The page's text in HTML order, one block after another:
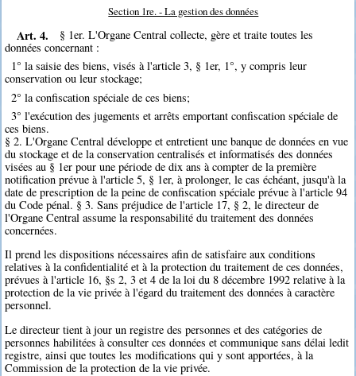
Section 1re. - La gestion des données
Art. 4.
§ 1er. L'Organe Central collecte, gère et traite toutes les
données concernant :
1° la saisie des biens, visés à l'article 3, § 1er, 1°, y compris leur
conservation ou leur stockage;
2° la confiscation spéciale de ces biens;
3° l'exécution des jugements et arrêts emportant confiscation spéciale de
ces biens.
§ 2. L'Organe Central développe et entretient une banque de données en vue
du stockage et de la conservation centralisés et informatisés des données
visées au § 1er pour une période de dix ans à compter de la première
notification prévue à l'article 5, § 1er, à prolonger, le cas échéant, jusqu'à la
date de prescription de la peine de confiscation spéciale prévue à l'article 94
du Code pénal. § 3. Sans préjudice de l'article 17, § 2, le directeur de
l'Organe Central assume la responsabilité du traitement des données
concernées.
Il prend les dispositions nécessaires afin de satisfaire aux conditions
relatives à la confidentialité et à la protection du traitement de ces données,
prévues à l'article 16, §s 2, 3 et 4 de la loi du 8 décembre 1992 relative à la
protection de la vie privée à l'égard du traitement des données à caractère
personnel.
Le directeur tient à jour un registre des personnes et des catégories de
personnes habilitées à consulter ces données et communique sans délai ledit
registre, ainsi que toutes les modifications qui y sont apportées, à la
Commission de la protection de la vie privée.